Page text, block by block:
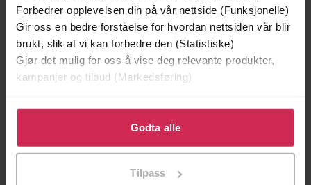
Forbedrer opplevelsen din på vår nettside (Funksjonelle)
Gir oss en bedre forståelse for hvordan nettsiden vår blir
brukt, slik at vi kan forbedre den (Statistiske)
Gjør det mulig for oss å vise deg relevante produkter,
kampanjer og tilbud (Markedsføring)
Klikk på «Godta alle» for å gi oss ditt samtykke til å
bruke cookies for alle disse formålene. Du kan også
tilpasse ditt samtykke til spesifikke formål ved å klikke
Godta alle
Tilpass
399,-
179,-